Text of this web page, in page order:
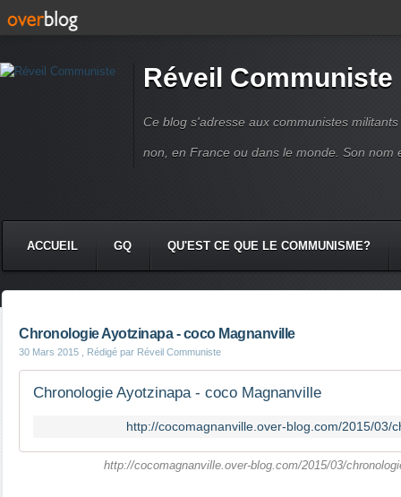
Réveil Communiste
Ce blog s'adresse aux communistes
non, en France ou dans le monde. Son nom
ACCUEIL GQ QU'EST CE QUE LE COMMUNISME?
Chronologie Ayotzinapa - coco Magnanville
30 Mars 2015 , Rédigé par Réveil Communiste
Chronologie Ayotzinapa - coco Magnanville
http://cocomagnanville.over-blog.com/2015/03/
http://cocomagnanville.over-blog.com/2015/03/